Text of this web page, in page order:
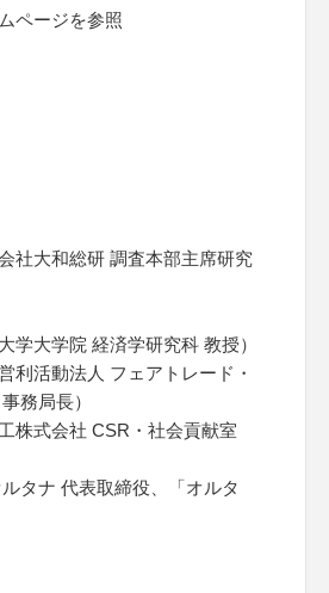
ページを参照
社大和総研 調査本部主席研究
学大学院 経済学研究科 教授）
利活動法人 フェアトレード・
務局長）
株式会社 CSR・社会貢献室
タナ 代表取締役、「オルタ